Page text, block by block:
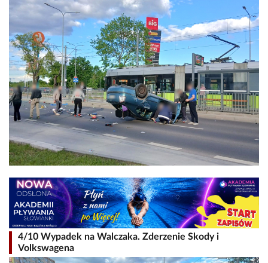
4/10 Wypadek na Walczaka. Zderzenie Skody i
Volkswagena